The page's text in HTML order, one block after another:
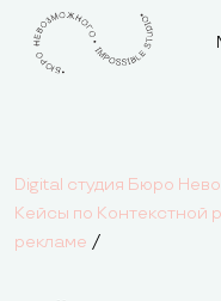
Digital студия Бюро
Кейсы по Контекстной
рекламе /